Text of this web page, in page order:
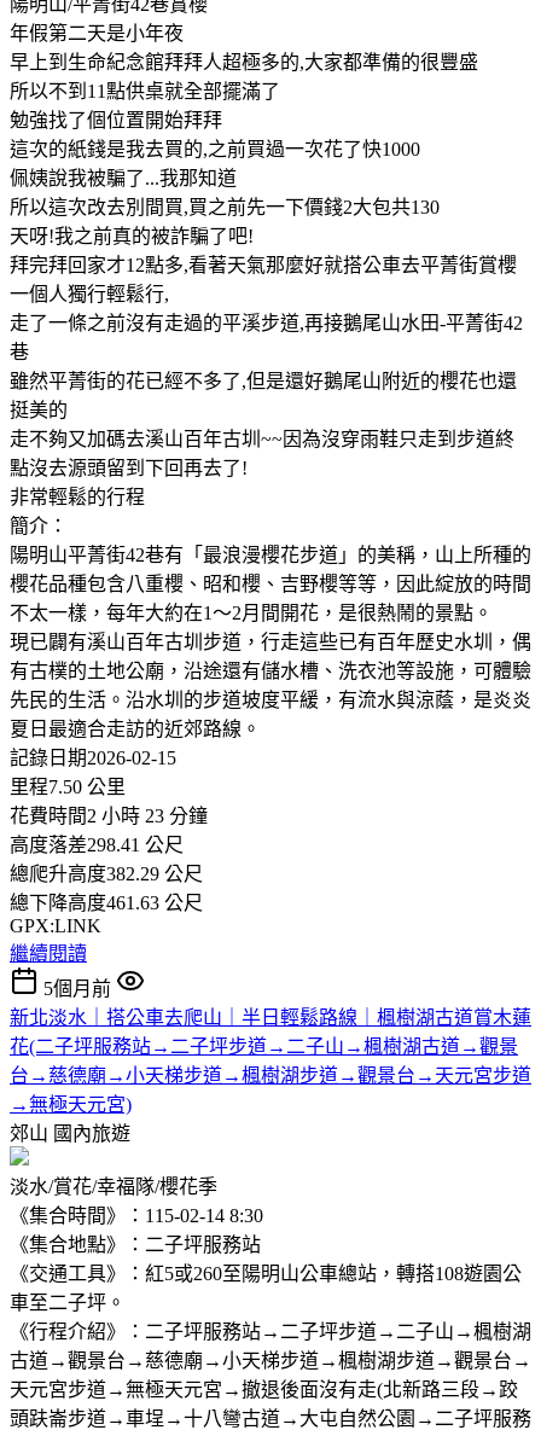
年假第二天是小年夜
早上到生命紀念館拜拜人超極多的,大家都準備的很豐盛
所以不到11點供桌就全部擺滿了
勉強找了個位置開始拜拜
這次的紙錢是我去買的,之前買過一次花了快1000
佩姨說我被騙了...我那知道
所以這次改去別間買,買之前先一下價錢2大包共130
天呀!我之前真的被詐騙了吧!
拜完拜回家才12點多,看著天氣那麼好就搭公車去平菁街賞櫻
一個人獨行輕鬆行,
走了一條之前沒有走過的平溪步道,再接鵝尾山水田-平菁街42
巷
雖然平菁街的花已經不多了,但是還好鵝尾山附近的櫻花也還
挺美的
走不夠又加碼去溪山百年古圳~~因為沒穿雨鞋只走到步道終
點沒去源頭留到下回再去了!
非常輕鬆的行程
簡介：
陽明山平菁街42巷有「最浪漫櫻花步道」的美稱，山上所種的
櫻花品種包含八重櫻、昭和櫻、吉野櫻等等，因此綻放的時間
不太一樣，每年大約在1～2月間開花，是很熱鬧的景點。
現已闢有溪山百年古圳步道，行走這些已有百年歷史水圳，偶
有古樸的土地公廟，沿途還有儲水槽、洗衣池等設施，可體驗
先民的生活。沿水圳的步道坡度平緩，有流水與涼蔭，是炎炎
夏日最適合走訪的近郊路線。
記錄日期2026-02-15
里程7.50 公里
花費時間2 小時 23 分鐘
高度落差298.41 公尺
總爬升高度382.29 公尺
總下降高度461.63 公尺
GPX:LINK
繼續閱讀
5個月前
新北淡水｜搭公車去爬山｜半日輕鬆路線｜楓樹湖古道賞木蓮
花(二子坪服務站→二子坪步道→二子山→楓樹湖古道→觀景
台→慈德廟→小天梯步道→楓樹湖步道→觀景台→天元宮步道
→無極天元宮)
郊山 國內旅遊
淡水/賞花/幸福隊/櫻花季
《集合時間》：115-02-14 8:30
《集合地點》：二子坪服務站
《交通工具》：紅5或260至陽明山公車總站，轉搭108遊園公
車至二子坪。
《行程介紹》：二子坪服務站→二子坪步道→二子山→楓樹湖
古道→觀景台→慈德廟→小天梯步道→楓樹湖步道→觀景台→
天元宮步道→無極天元宮→撤退後面沒有走(北新路三段→跤
頭趺崙步道→車埕→十八彎古道→大屯自然公園→二子坪服務